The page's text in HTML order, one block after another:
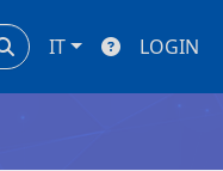
IT LOGIN